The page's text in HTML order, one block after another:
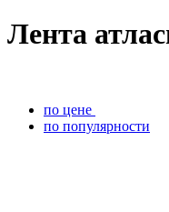
Лента
по цене
по популярности